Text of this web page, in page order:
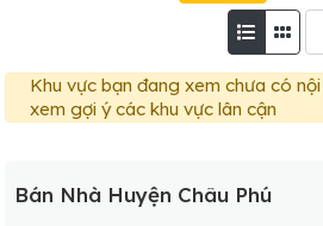
Khu vực bạn đang xem chưa có
xem gợi ý các khu vực lân cận
Bán Nhà Huyện Châu Phú